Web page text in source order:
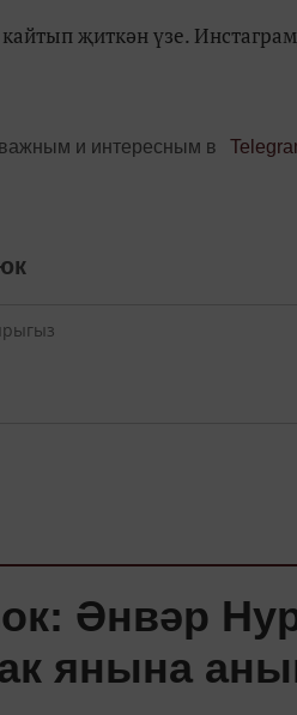
җиткән үзе.
и интересным в
Әнвәр
янына